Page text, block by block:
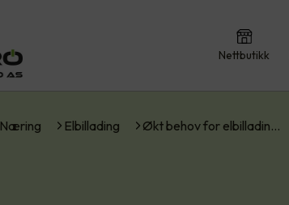
Nettbutikk
Næring Elbillading Økt behov for elbilladin…